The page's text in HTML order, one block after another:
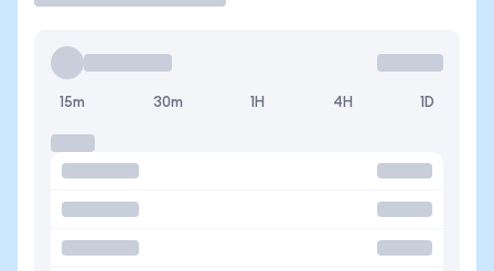
15m 30m 1H 4H 1D